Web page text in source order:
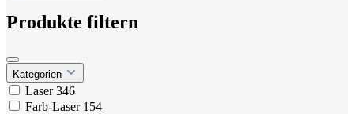
Produkte filtern
Kategorien
Laser346
Farb-Laser 154